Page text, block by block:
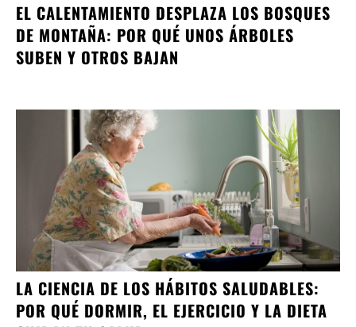
EL CALENTAMIENTO DESPLAZA LOS BOSQUES
DE MONTAÑA: POR QUÉ UNOS ÁRBOLES
SUBEN Y OTROS BAJAN
LA CIENCIA DE LOS HÁBITOS SALUDABLES:
POR QUÉ DORMIR, EL EJERCICIO Y LA DIETA